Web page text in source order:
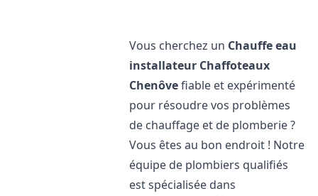
Vous cherchez un Chauffe eau
installateur Chaffoteaux
Chenôvefiable et expérimenté
pour résoudre vos problèmes
de chauffage et de plomberie ?
Vous êtes au bon endroit ! Notre
équipe de plombiers qualifiés
est spécialisée dans